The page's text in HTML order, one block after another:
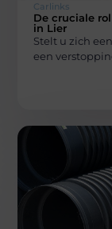
Carlinks
De cruciale
in Lier
Stelt u zich
een